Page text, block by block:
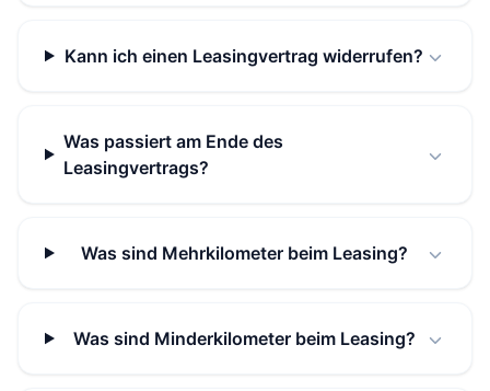
Kann ich einen Leasingvertrag widerrufen?
Was passiert am Ende des
Leasingvertrags?
Was sind Mehrkilometer beim Leasing?
Was sind Minderkilometer beim Leasing?